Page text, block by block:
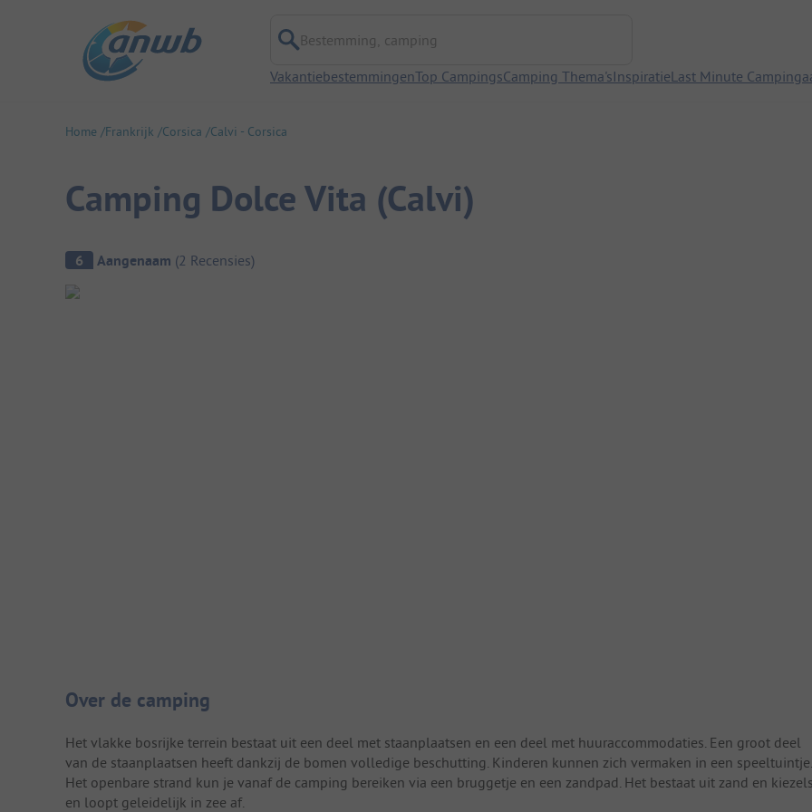
Bestemming, camping
VakantiebestemmingenTop CampingsCamping Thema'sInspiratieLast Minute
Home Frankrijk Corsica Calvi - Corsica
Camping Dolce Vita (Calvi)
Camping overzicht
6 Aangenaam (2 Recensies)
Camping introductie
Over de camping
Het vlakke bosrijke terrein bestaat uit een deel met staanplaatsen en een deel met huuraccommodaties. Een groot deel
van de staanplaatsen heeft dankzij de bomen volledige beschutting. Kinderen kunnen zich vermaken in een speeltuintje.
Het openbare strand kun je vanaf de camping bereiken via een bruggetje en een zandpad. Het bestaat uit zand en kiezels
en loopt geleidelijk in zee af.